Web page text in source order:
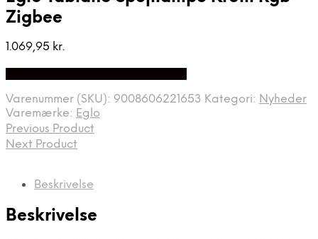
Zigbee
1.069,95 kr.
Varenummer (SKU): 9008606221653 Kategori: Nyheder
Varemærke: Eglo
Previous Product
Next Product
Beskrivelse
Beskrivelse